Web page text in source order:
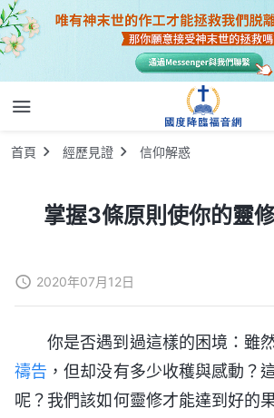
首頁 經歷見證 信仰解惑
掌握3條原則使你的靈
2020年07月12日
你是否遇到過這樣的困境：雖
禱告 ，但却没有多少收穫與感動？
呢？我們該如何靈修才能達到好的